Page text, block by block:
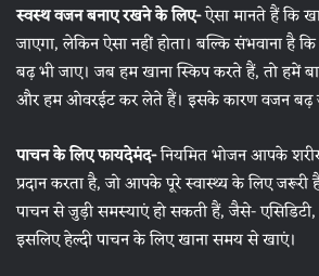
स्वस्थ वजन बनाए रखने के लिए-ऐसा मानते हैं कि
जाएगा, लेकिन ऐसा नहीं होता। बल्कि संभवाना है
बढ़ भी जाए। जब हम खाना स्किप करते हैं, तो हमें
और हम ओवरईट कर लेते हैं। इसके कारण वजन बढ़
पाचन के लिए फायदेमंद-नियमित भोजन आपके
प्रदान करता है, जो आपके पूरे स्वास्थ्य के लिए
पाचन से जुड़ी समस्याएं हो सकती हैं, जैसे-
इसलिए हेल्दी पाचन के लिए खाना समय से खाएं।